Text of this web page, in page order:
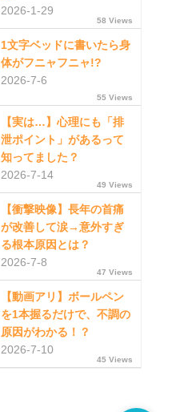
2026-1-29
58 Views
1文字ベッドに書いたら身
体がフニャフニャ!?
2026-7-6
55 Views
【実は…】心理にも「排
泄ポイント」があるって
知ってました？
2026-7-14
49 Views
【衝撃映像】長年の首痛
が改善して涙→意外すぎ
る根本原因とは？
2026-7-8
47 Views
【動画アリ】ボールペン
を1本握るだけで、不調の
原因がわかる！？
2026-7-10
45 Views